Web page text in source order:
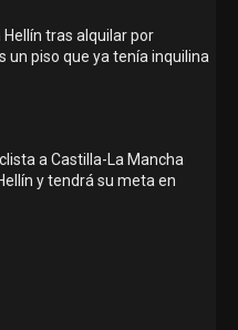
Hellín tras alquilar por
un piso que ya tenía inquilina
a Castilla-La Mancha
y tendrá su meta en